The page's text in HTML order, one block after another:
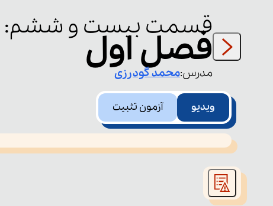
قسمت بیست و ششم:
فصل اول
مدرس:محمدگودرزی
ویدیو آزمون تثبیت
This
is
window.